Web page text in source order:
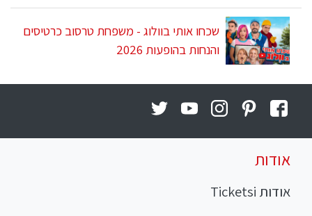
שכחו אותי בוולוג - משפחת טרסוב כרטיסים
והנחות בהופעות 2026
אודות
אודות Ticketsi